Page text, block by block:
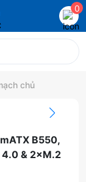
0
chủ
B550,
4.0 & 2×M.2